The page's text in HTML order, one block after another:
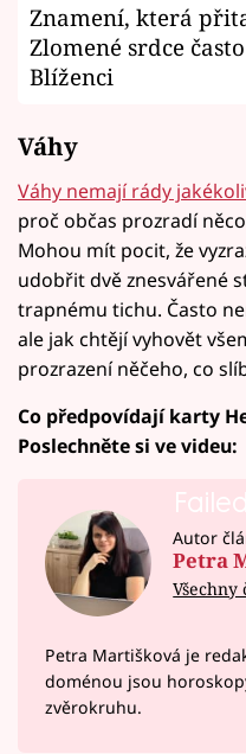
Znamení, která
Zlomené srdce
Blíženci
Váhy
Váhy nemají rády
proč občas prozradí
Mohou mít pocit, že
udobřit dvě znesvářené
trapnému tichu. Často
ale jak chtějí vyhovět
prozrazení něčeho, co
Co předpovídají karty
Poslechněte si ve videu:
Autor
Petra
Petra Martišková je
doménou jsou
zvěrokruhu.